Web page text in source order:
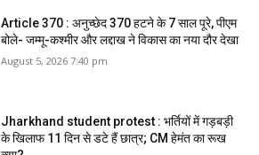
Article 370 : अनुच्छेद 370 हटने के 7 साल पूरे, पीएम
बोले- जम्मू-कश्मीर और लद्दाख ने विकास का नया दौर देखा
August 5, 2026 7:40 pm
Jharkhand student protest : भर्तियों में गड़बड़ी
के खिलाफ 11 दिन से डटे हैं छात्र; CM हेमंत का रूख